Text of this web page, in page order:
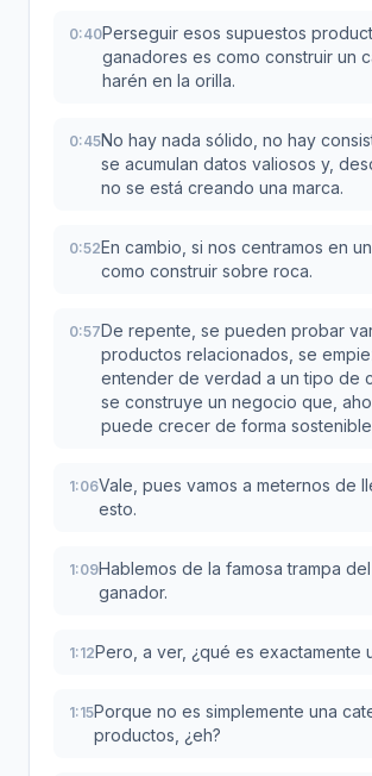
0:40Perseguir esos supuestos
ganadores es como construir un
harén en la orilla.
0:45No hay nada sólido, no hay
se acumulan datos valiosos y,
no se está creando una marca.
0:52En cambio, si nos centramos en
como construir sobre roca.
0:57De repente, se pueden probar
productos relacionados, se
entender de verdad a un tipo de
se construye un negocio que,
puede crecer de forma
1:06Vale, pues vamos a meternos de
esto.
1:09Hablemos de la famosa trampa
ganador.
1:12Pero, a ver, ¿qué es exactamente
1:15Porque no es simplemente una
productos, ¿eh?